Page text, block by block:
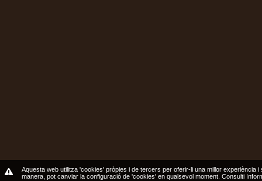
Aquesta web utilitza 'cookies' pròpies i de tercers per oferir-li una millor
manera, pot canviar la configuració de 'cookies' en qualsevol moment. Consulti